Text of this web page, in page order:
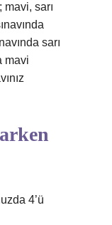
mavi, sarı
sarı
mavi
4’ü